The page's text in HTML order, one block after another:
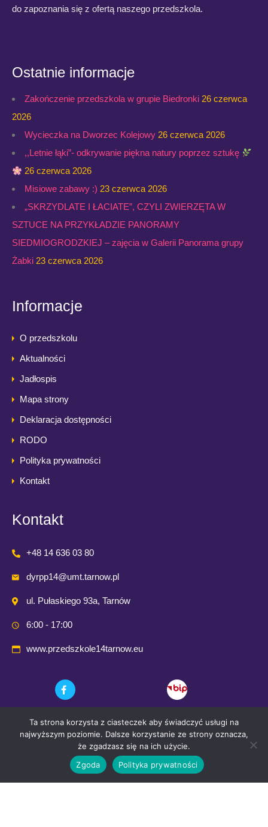
do zapoznania się z ofertą naszego przedszkola.
Ostatnie informacje
Zakończenie przedszkola w grupie Biedronki 26 czerwca
2026
Wycieczka na Dworzec Kolejowy 26 czerwca 2026
,,Letnie łąki”- odkrywanie piękna natury poprzez sztukę
26 czerwca 2026
Misiowe zabawy :) 23 czerwca 2026
„SKRZYDLATE I ŁACIATE”, CZYLI ZWIERZĘTA W
SZTUCE NA PRZYKŁADZIE PANORAMY
SIEDMIOGRODZKIEJ – zajęcia w Galerii Panorama grupy
Żabki 23 czerwca 2026
Informacje
O przedszkolu
Aktualności
Jadłospis
Mapa strony
Deklaracja dostępności
RODO
Polityka prywatności
Kontakt
Kontakt
+48 14 636 03 80
dyrpp14@umt.tarnow.pl
ul. Pułaskiego 93a, Tarnów
6:00 - 17:00
www.przedszkole14tarnow.eu
© 2021 Przedszkole Publiczne nr. 14 w Tarnowie
Ta strona korzysta z ciasteczek aby świadczyć usługi na
najwyższym poziomie. Dalsze korzystanie ze strony oznacza,
że zgadzasz się na ich użycie.
Zgoda
Polityka prywatności